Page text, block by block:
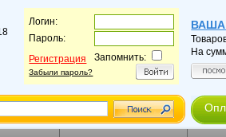
Логин:
Пароль:
Регистрация
Забыли пароль?
Запомнить:
ВАША
На